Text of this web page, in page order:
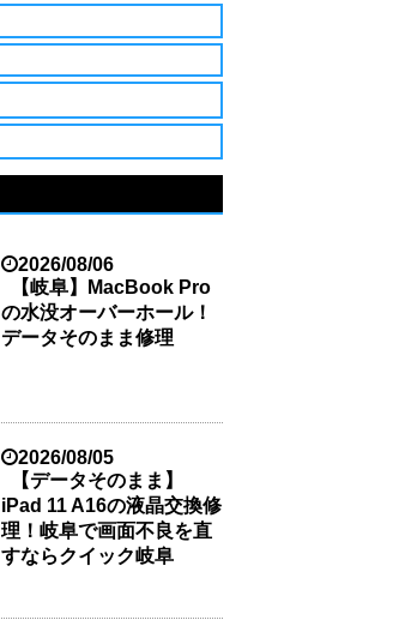
2026/08/06
【岐阜】MacBook Pro
の水没オーバーホール！
データそのまま修理
2026/08/05
【データそのまま】
iPad 11 A16の液晶交換修
理！岐阜で画面不良を直
すならクイック岐阜